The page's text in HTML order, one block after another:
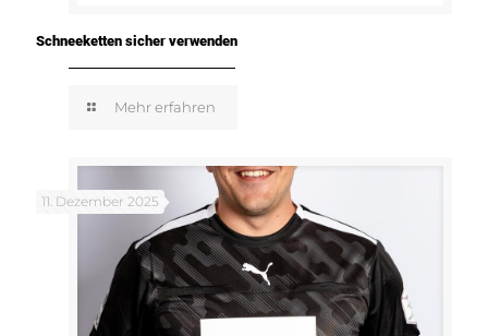
Schneeketten sicher verwenden
Mehr erfahren
11. Dezember 2025